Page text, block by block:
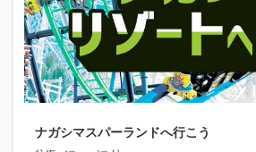
ナガシマスパーランドへ行こう